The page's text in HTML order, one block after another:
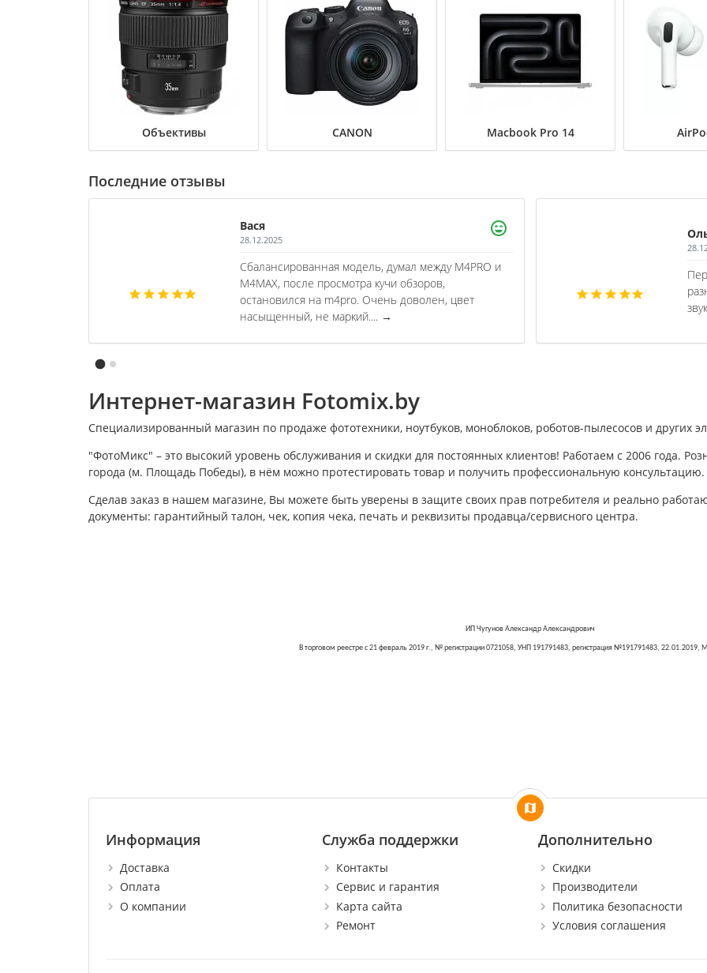
Объективы CANON Macbook Pro 14
Последние отзывы
Вася
28.12.2025
Сбалансированная модель, думал между M4PRO и
M4MAX, после просмотра кучи обзоров,
остановился на m4pro. Очень доволен, цвет
насыщенный, не маркий.... →
Интернет-магазин Fotomix.by
Специализированный магазин по продаже фототехники, ноутбуков, моноблоков, роботов-пылесосов и других
"ФотоМикс" – это высокий уровень обслуживания и скидки для постоянных клиентов! Работаем с 2006 года.
города (м. Площадь Победы), в нём можно протестировать товар и получить профессиональную консультацию.
Сделав заказ в нашем магазине, Вы можете быть уверены в защите своих прав потребителя и реально
документы: гарантийный талон, чек, копия чека, печать и реквизиты продавца/сервисного центра.
ИП Чугунов Александр Александрович
В торговом реестре с 21февраль2019г., № регистрации0721058, УНП 191791483, регистрация №191791483, 22.01.2019,
Информация
Доставка
Оплата
О компании
Служба поддержки
Контакты
Сервис и гарантия
Карта сайта
Ремонт
Дополнительно
Скидки
Производители
Политика безопасности
Условия соглашения